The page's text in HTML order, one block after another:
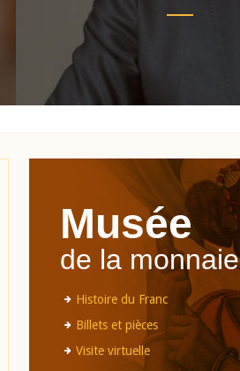
Musée
de la monnaie
Histoire du Franc
Billets et pièces
Visite virtuelle